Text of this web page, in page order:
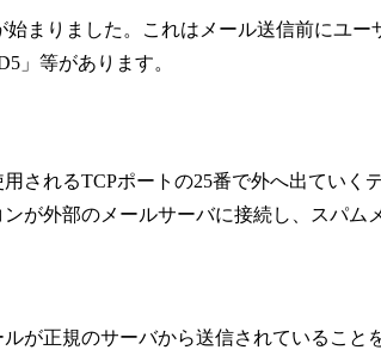
始まりました。これはメール送信前にユ
」等があります。
用されるTCPポートの25番で外へ出てい
が外部のメールサーバに接続し、スパム
が正規のサーバから送信されているこ